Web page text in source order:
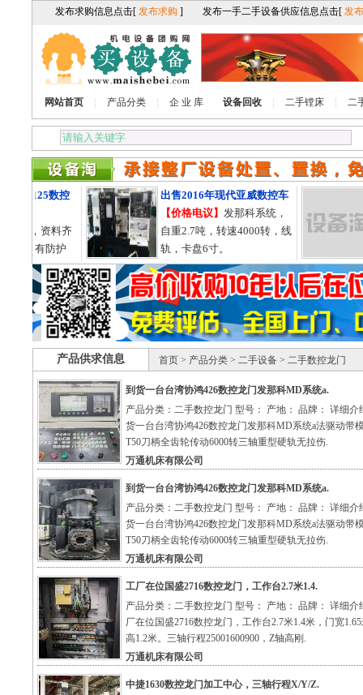
网站首页 产品分类 企 业 库 设备回收 二手镗床 二
61125数控
年，资料齐
，有防护
出售2016年现代亚威数控车
【价格电议】发那科系统，
自重2.7吨，转速4000转，线
轨，卡盘6寸。
产品供求信息 首页 > 产品分类 > 二手设备 > 二手数控龙门
到货一台台湾协鸿426数控龙门发那科MD系统a.
产品分类：二手数控龙门 型号： 产地： 品牌： 详细介
货一台台湾协鸿426数控龙门发那科MD系统a法驱动带
T50刀柄全齿轮传动6000转三轴重型硬轨无拉伤.
万通机床有限公司
到货一台台湾协鸿426数控龙门发那科MD系统a.
产品分类：二手数控龙门 型号： 产地： 品牌： 详细介
货一台台湾协鸿426数控龙门发那科MD系统a法驱动带
T50刀柄全齿轮传动6000转三轴重型硬轨无拉伤.
万通机床有限公司
工厂在位国盛2716数控龙门，工作台2.7米1.4.
产品分类：二手数控龙门 型号： 产地： 品牌： 详细介
厂在位国盛2716数控龙门，工作台2.7米1.4米，门宽
高1.2米。三轴行程25001600900，Z轴高刚.
万通机床有限公司
中捷1630数控龙门加工中心，三轴行程X/Y/Z.